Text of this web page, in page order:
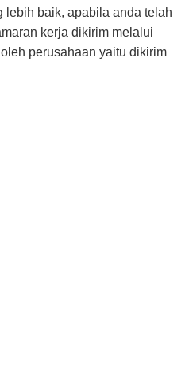
lebih baik, apabila anda telah
kerja dikirim melalui
perusahaan yaitu dikirim